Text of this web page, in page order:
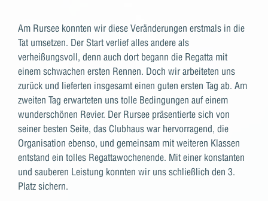
Am Rursee konnten wir diese Veränderungen erstmals in die
Tat umsetzen. Der Start verlief alles andere als
verheißungsvoll, denn auch dort begann die Regatta mit
einem schwachen ersten Rennen. Doch wir arbeiteten uns
zurück und lieferten insgesamt einen guten ersten Tag ab. Am
zweiten Tag erwarteten uns tolle Bedingungen auf einem
wunderschönen Revier. Der Rursee präsentierte sich von
seiner besten Seite, das Clubhaus war hervorragend, die
Organisation ebenso, und gemeinsam mit weiteren Klassen
entstand ein tolles Regattawochenende. Mit einer konstanten
und sauberen Leistung konnten wir uns schließlich den 3.
Platz sichern.